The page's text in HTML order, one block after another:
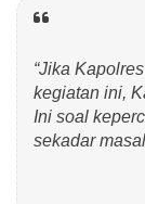
“Jika
kegiatan ini,
Ini soal
sekadar